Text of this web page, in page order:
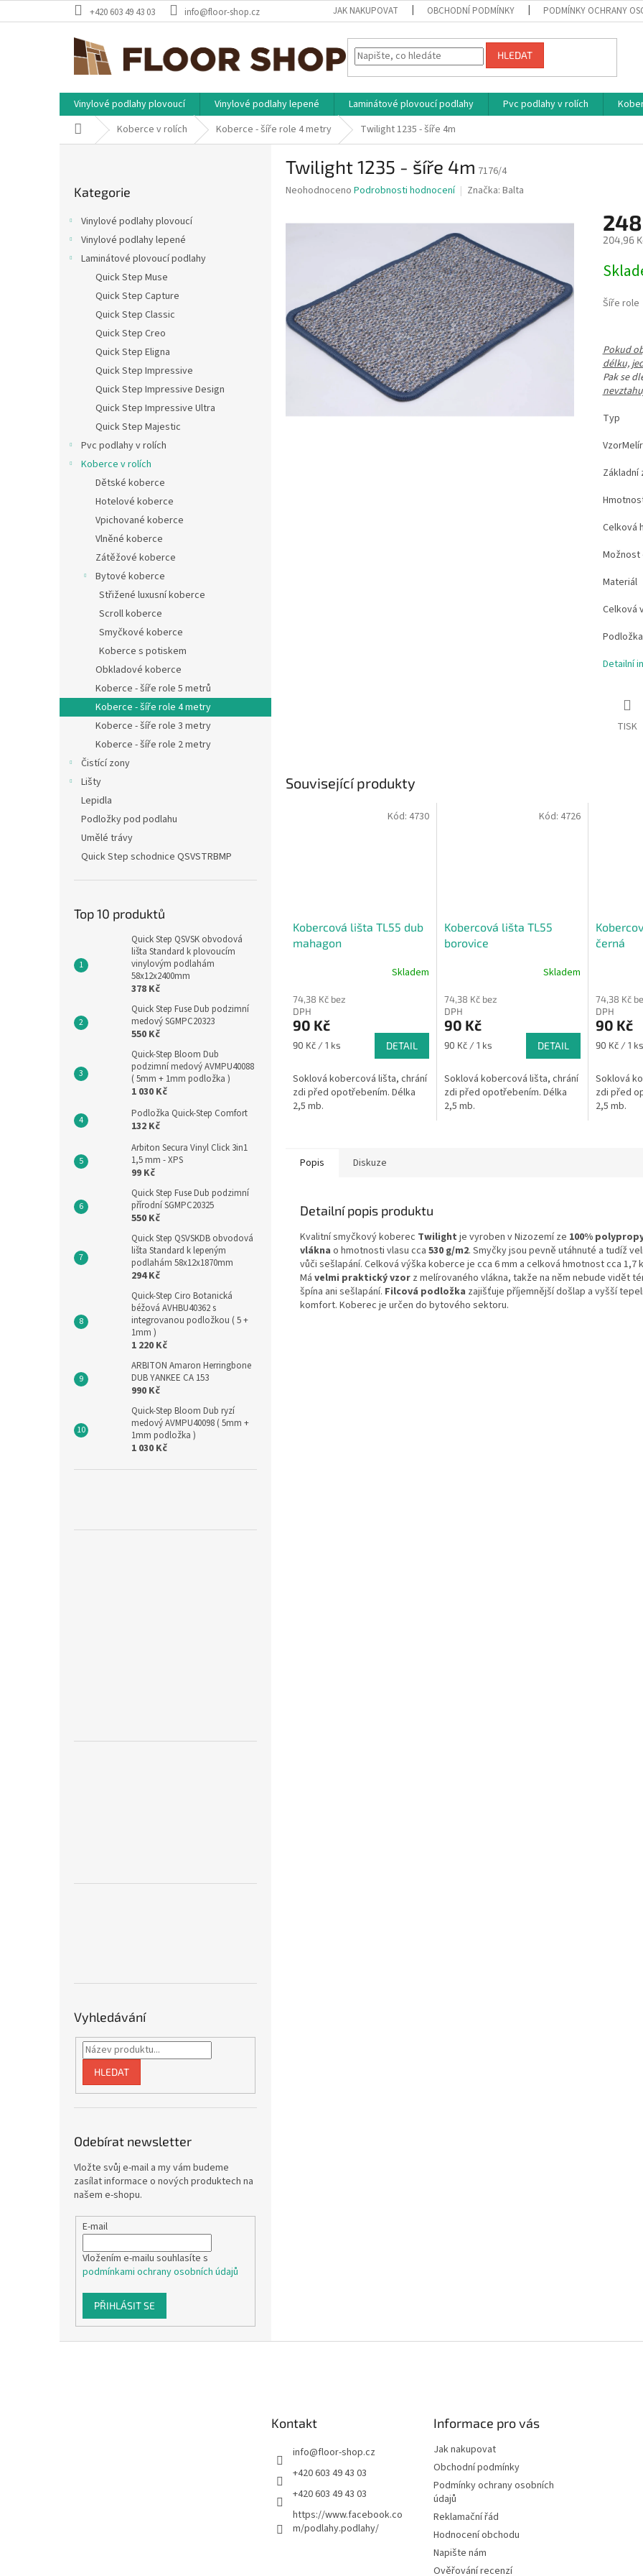
na
+420 603 49 43 03 info@floor-shop.cz JAK NAKUPOVAT OBCHODNÍ PODMÍNKY PODMÍNKY OCHRANY
HLEDAT
Vinylové podlahy plovoucí Vinylové podlahy lepené Laminátové plovoucí podlahy Pvc podlahy v rolích
Domů Koberce v rolích Koberce - šíře role 4 metry Twilight 1235 - šíře 4m
kategorie
Kategorie
Vinylové podlahy plovoucí
Vinylové podlahy lepené
Laminátové plovoucí podlahy
Quick Step Muse
Quick Step Capture
Quick Step Classic
Quick Step Creo
Quick Step Eligna
Quick Step Impressive
Quick Step Impressive Design
Quick Step Impressive Ultra
Quick Step Majestic
Pvc podlahy v rolích
Koberce v rolích
Dětské koberce
Hotelové koberce
Vpichované koberce
Vlněné koberce
Zátěžové koberce
Bytové koberce
Střižené luxusní koberce
Scroll koberce
Smyčkové koberce
Koberce s potiskem
Obkladové koberce
Koberce - šíře role 5 metrů
Koberce - šíře role 4 metry
Koberce - šíře role 3 metry
Koberce - šíře role 2 metry
Čistící zony
Lišty
Lepidla
Podložky pod podlahu
Umělé trávy
Quick Step schodnice QSVSTRBMP
Top 10 produktů
Quick Step QSVSK obvodová
lišta Standard k plovoucím
vinylovým podlahám
58x12x2400mm
378 Kč
Quick Step Fuse Dub podzimní
medový SGMPC20323
550 Kč
Quick-Step Bloom Dub
podzimní medový AVMPU40088
( 5mm + 1mm podložka )
1 030 Kč
Podložka Quick-Step Comfort
132 Kč
Arbiton Secura Vinyl Click 3in1
1,5 mm - XPS
99 Kč
Quick Step Fuse Dub podzimní
přírodní SGMPC20325
550 Kč
Quick Step QSVSKDB obvodová
lišta Standard k lepeným
podlahám 58x12x1870mm
294 Kč
Quick-Step Ciro Botanická
béžová AVHBU40362 s
integrovanou podložkou ( 5 +
1mm )
1 220 Kč
ARBITON Amaron Herringbone
DUB YANKEE CA 153
990 Kč
Quick-Step Bloom Dub ryzí
medový AVMPU40098 ( 5mm +
1mm podložka )
1 030 Kč
Vyhledávání
HLEDAT
Odebírat newsletter
Vložte svůj e-mail a my vám budeme
zasílat informace o nových produktech na
našem e-shopu.
E-mail
Vložením e-mailu souhlasíte s
podmínkami ochrany osobních údajů
PŘIHLÁSIT SE
Twilight 1235 - šíře 4m 7176/4
Průměrné
Neohodnoceno Podrobnosti hodnocení Značka: Balta
204,96
cena:
Šíře role
Pokud
délku,
Pak se
Detailní
TISK
Související produkty
Kobercová lišta TL55 dub
mahagon
Skladem
74,38 Kč bez
DPH
90 Kč
Měrná
90 Kč / 1 ks DETAIL
Soklová kobercová lišta, chrání
zdi před opotřebením. Délka
2,5 mb.
Kód: 4730
Kobercová lišta TL55
borovice
Skladem
74,38 Kč bez
DPH
90 Kč
Měrná
90 Kč / 1 ks DETAIL
Soklová kobercová lišta, chrání
zdi před opotřebením. Délka
2,5 mb.
Kód: 4726
černá
74,38 Kč
DPH
90 Kč
Měrná
90 Kč / 1 ks
Soklová
zdi před
2,5 mb.
Popis Diskuze
Detailní popis produktu
Kvalitní smyčkový koberec Twilight je vyroben v Nizozemí ze 100%
vlákna o hmotnosti vlasu cca 530 g/m2. Smyčky jsou pevně utáhnuté a tudíž
vůči sešlapání. Celková výška koberce je cca 6 mm a celková hmotnost cca 1,7
Má velmi praktický vzor z melírovaného vlákna, takže na něm nebude vidět
špína ani sešlapání. Filcová podložka zajišťuje příjemnější došlap a vyšší
komfort. Koberec je určen do bytového sektoru.
Kontakt
info@floor-shop.cz
+420 603 49 43 03
+420 603 49 43 03
https://www.facebook.co
m/podlahy.podlahy/
Informace pro vás
Jak nakupovat
Obchodní podmínky
Podmínky ochrany osobních
údajů
Reklamační řád
Hodnocení obchodu
Napište nám
Ověřování recenzí